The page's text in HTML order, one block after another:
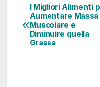
I Migliori Alimenti
Aumentare Massa
Muscolare e
Diminuire quella
Grassa